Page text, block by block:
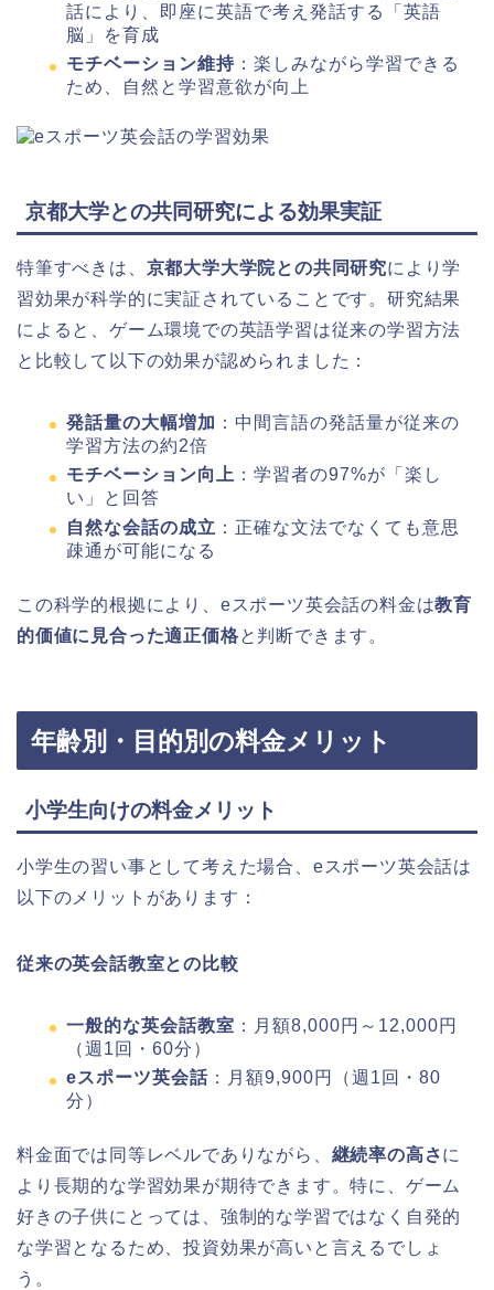
話により、即座に英語で考え発話する「英語
脳」を育成
モチベーション維持 ：楽しみながら学習できる
ため、自然と学習意欲が向上
京都大学との共同研究による効果実証
特筆すべきは、 京都大学大学院との共同研究により学
習効果が科学的に実証されていることです。研究結果
によると、ゲーム環境での英語学習は従来の学習方法
と比較して以下の効果が認められました：
発話量の大幅増加 ：中間言語の発話量が従来の
学習方法の約2倍
モチベーション向上 ：学習者の97%が「楽し
い」と回答
自然な会話の成立 ：正確な文法でなくても意思
疎通が可能になる
この科学的根拠により、eスポーツ英会話の料金は教育
的価値に見合った適正価格と判断できます。
年齢別・目的別の料金メリット
小学生向けの料金メリット
小学生の習い事として考えた場合、eスポーツ英会話は
以下のメリットがあります：
従来の英会話教室との比較
一般的な英会話教室 ：月額8,000円～12,000円
（週1回・60分）
eスポーツ英会話 ：月額9,900円（週1回・80
分）
料金面では同等レベルでありながら、 継続率の高さに
より長期的な学習効果が期待できます。特に、ゲーム
好きの子供にとっては、強制的な学習ではなく自発的
な学習となるため、投資効果が高いと言えるでしょ
う。